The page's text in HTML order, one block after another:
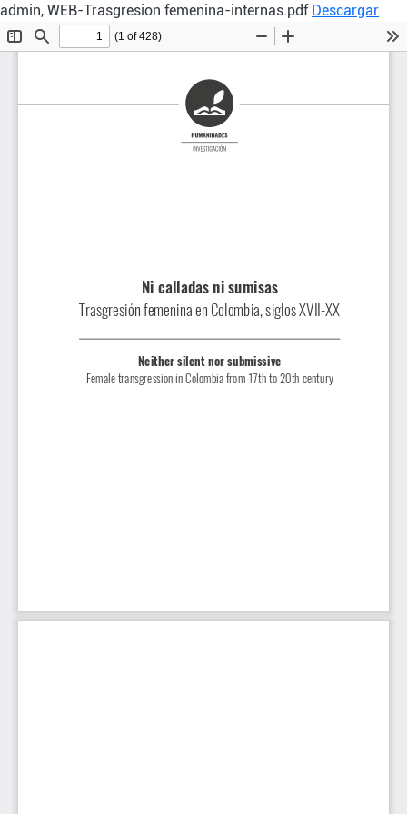
admin, WEB-Trasgresion femenina-internas.pdf Descargar